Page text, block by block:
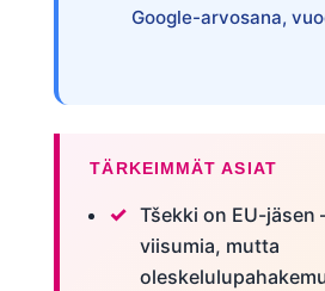
Google-arvosana,
TÄRKEIMMÄT ASIAT
Tšekki on EU-jäsen
viisumia, mutta